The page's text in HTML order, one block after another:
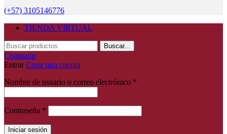
(+57) 3105146776
TIENDA VIRTUAL
Buscar...
Comparar
EntrarCrear una cuenta
Nombre de usuario o correo electrónico *
Contraseña *
Iniciar sesión